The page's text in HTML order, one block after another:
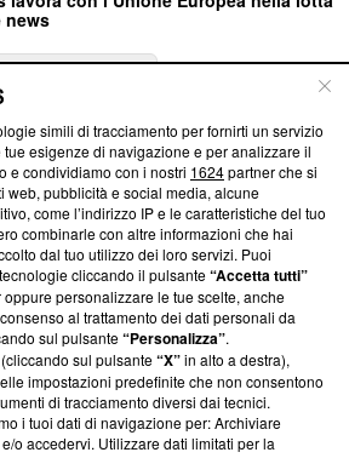
news
trasparenti su Blasting
editoriali e su come ci impegniamo a
Inoltre, afferma la nostra aderenza a
Integrity’Blasting News non è
ma ha richiesto di farne
ha ancora effettuato una verifica di
simili di tracciamento per fornirti un servizio
esigenze di navigazione e per analizzare il
e condividiamo con i nostri 1624partner che si
web, pubblicità e social media, alcune
come l’indirizzo IP e le caratteristiche del tuo
combinarle con altre informazioni che hai
dal tuo utilizzo dei loro servizi. Puoi
cliccando il pulsante“Accetta tutti”
personalizzare le tue scelte, anche
al trattamento dei dati personali da
sul pulsante“Personalizza”.
sul pulsante“X”in alto a destra),
impostazioni predefinite che non consentono
di tracciamento diversi dai tecnici.
i tuoi dati di navigazione per: Archiviare
o accedervi. Utilizzare dati limitati per la